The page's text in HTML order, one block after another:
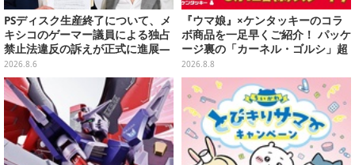
PSディスク生産終了について、メ
キシコのゲーマー議員による独占
禁止法違反の訴えが正式に進展―
「テクノロジーは自由を拡大する
ために役立つべき」
2026.8.6
『ウマ娘』×ケンタッキーのコラ
ボ商品を一足早くご紹介！ パッケ
ージ裏の「カーネル・ゴルシ」超
長文コラボ告知は必見、オリジナ
ル商品はガツンと来るにんにくが
美味しくて「全銀河☆ゴルゴルチ
キン化計画」の一部になる【実物
レポ】
2026.8.8